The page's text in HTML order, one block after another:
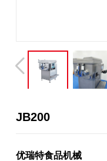
JB200
优瑞特食品机械